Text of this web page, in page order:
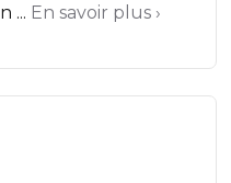
... En savoir plus ›